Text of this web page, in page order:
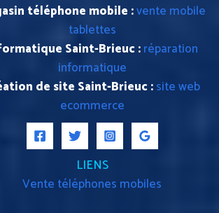
téléphone mobile :vente mobile
tablettes
Saint-Brieuc :réparation
informatique
de site Saint-Brieuc :site web
ecommerce
LIENS
Vente téléphones mobiles